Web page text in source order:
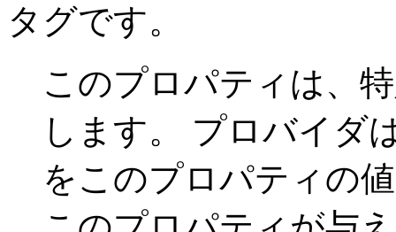
タグです。
このプロパティは、
します。
プロバイダ
をこのプロパティの